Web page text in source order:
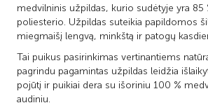
medvilninis užpildas, kurio sudėtyje yra 85
poliesterio. Užpildas suteikia papildomos
miegmaišį lengvą, minkštą ir patogų
Tai puikus pasirinkimas vertinantiems
pagrindu pagamintas užpildas leidžia
pojūtį ir puikiai dera su išoriniu 100 %
audiniu.